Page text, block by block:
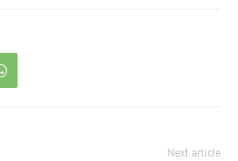
Next article